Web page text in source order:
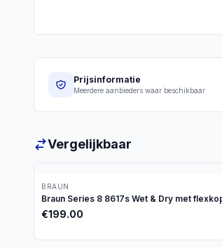
Prijsinformatie
Meerdere aanbieders waar beschikbaar
Vergelijkbaar
BRAUN
Braun Series 8 8617s Wet & Dry met
€199.00